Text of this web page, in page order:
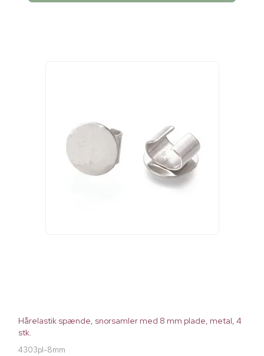
Hårelastik spænde, snorsamler med 8 mm plade, metal, 4
stk.
4303pl-8mm